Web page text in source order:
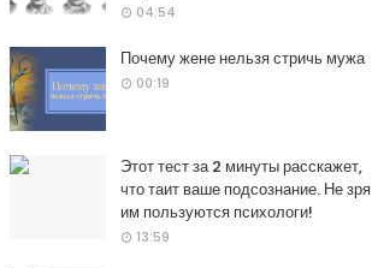
04:54
Почему жене нельзя стричь мужа
00:19
Этот тест за 2 минуты расскажет,
что таит ваше подсознание. Не зря
им пользуются психологи!
13:59